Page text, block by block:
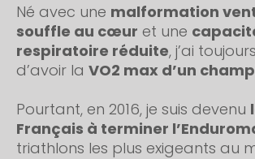
Né avec une malformation
souffle au cœur et une
respiratoire réduite, j’ai
d’avoir la VO2 max d’un
Pourtant, en 2016, je suis devenu
Français à terminer
triathlons les plus exigeants au